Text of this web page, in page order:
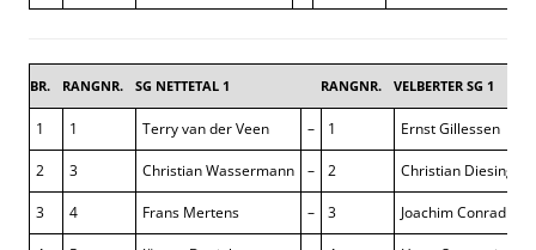
BR. RANGNR. SG NETTETAL 1 RANGNR. VELBERTER SG 1
1 1 Terry van der Veen – 1 Ernst Gillessen
2 3 Christian Wassermann – 2 Christian Diesing
3 4 Frans Mertens – 3 Joachim Conrad